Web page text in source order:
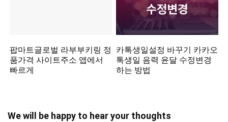
팝마트글로벌 라부부키링 정
품가격 사이트주소 앱에서
빠르게
카톡생일설정 바꾸기 카카오
톡생일 음력 윤달 수정변경
하는 방법
We will be happy to hear your thoughts